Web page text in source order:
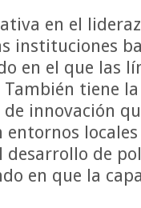
en el
instituciones
en el que las
tiene
innovación
de
en que la